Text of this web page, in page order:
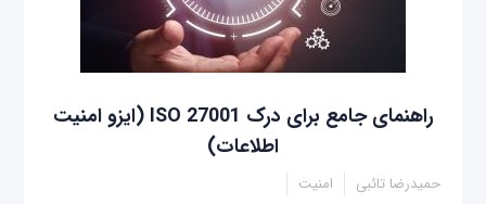
راهنمای جامع برای درک ISO 27001 (ایزو امنیت
اطلاعات)
حمیدرضا تائبی امنیت